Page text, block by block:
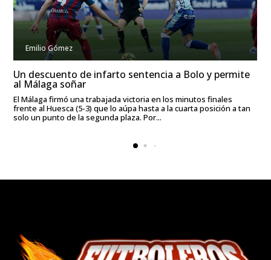
Emilio Gómez
Un descuento de infarto sentencia a Bolo y permite
al Málaga soñar
El Málaga firmó una trabajada victoria en los minutos finales
frente al Huesca (5-3) que lo aúpa hasta a la cuarta posición a tan
solo un punto de la segunda plaza. Por...